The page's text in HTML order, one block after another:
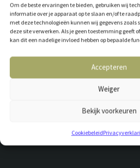
Om de beste ervaringen te bieden, gebruiken wij
informatie over je apparaat op te slaan en/of te
met deze technologieën kunnen wij gegevens zoals
deze site verwerken. Als je geen toestemming geeft
kan dit een nadelige invloed hebben op bepaalde
Accepteren
Weiger
Bekijk voorkeuren
Cookiebeleid